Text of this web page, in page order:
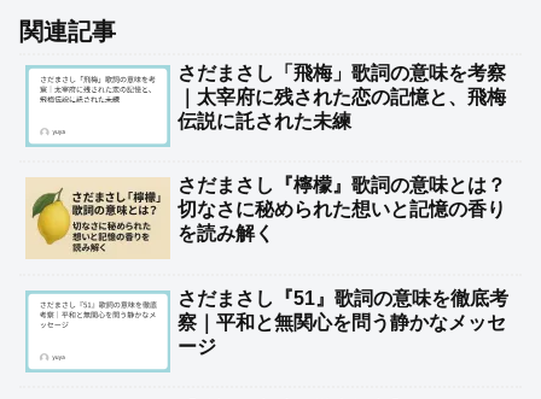
関連記事
さだまさし「飛梅」歌詞の意味を考察
｜太宰府に残された恋の記憶と、飛梅
伝説に託された未練
さだまさし『檸檬』歌詞の意味とは？
切なさに秘められた想いと記憶の香り
を読み解く
さだまさし『51』歌詞の意味を徹底考
察｜平和と無関心を問う静かなメッセ
ージ